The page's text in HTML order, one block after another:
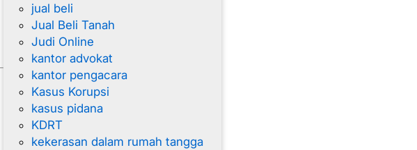
jual beli
Jual Beli Tanah
Judi Online
kantor advokat
kantor pengacara
Kasus Korupsi
kasus pidana
KDRT
kekerasan dalam rumah tangga